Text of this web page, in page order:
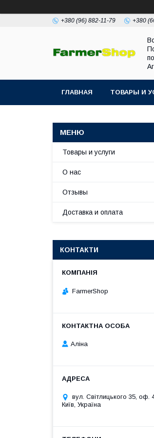
+380 (96) 882-11-79 +380
ГЛАВНАЯ ТОВАРЫ И
Товары и услуги
О нас
Отзывы
Доставка и оплата
КОНТАКТИ
FarmerShop
Аліна
вул. Світлицького 35, оф.
Київ, Україна